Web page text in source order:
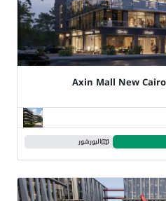
البورشور